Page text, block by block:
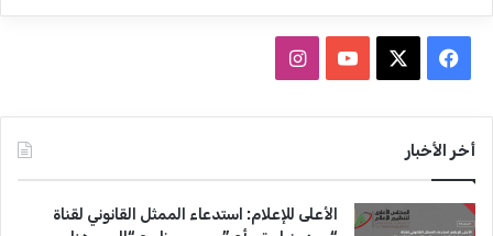
س
أخر الأخبار
الأعلى للإعلام: استدعاء الممثل القانوني لقناة